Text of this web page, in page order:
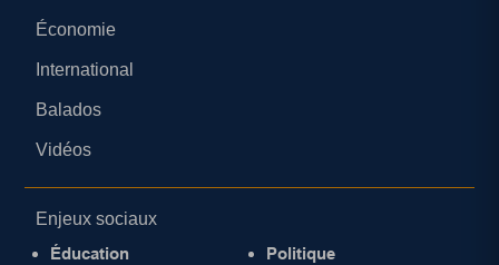
Économie
International
Balados
Vidéos
Enjeux sociaux
Éducation
Politique